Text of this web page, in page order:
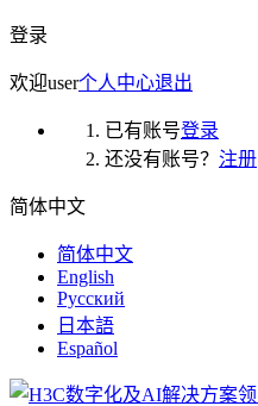
登录
欢迎user个人中心退出
已有账号登录
还没有账号？ 注册
简体中文
简体中文
English
Русский
日本語
Español